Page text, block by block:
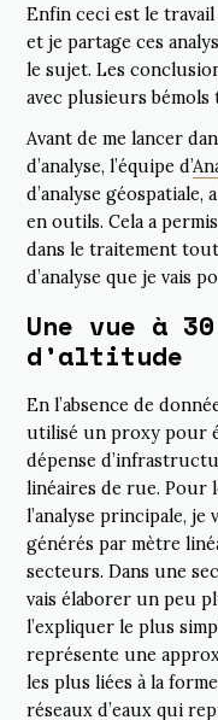
Enfin ceci est le travail
et je partage ces
le sujet. Les
avec plusieurs bémols
Avant de me lancer
d’analyse, l’équipe d’
d’analyse
en outils. Cela a
dans le traitement
d’analyse que je vais
Une vue à
d’altitude
En l’absence de
utilisé un proxy pour
dépense
linéaires de rue. Pour
l’analyse principale, je
générés par mètre
secteurs. Dans une
vais élaborer un peu
l’expliquer le plus
représente une
les plus liées à la
réseaux d’eaux qui